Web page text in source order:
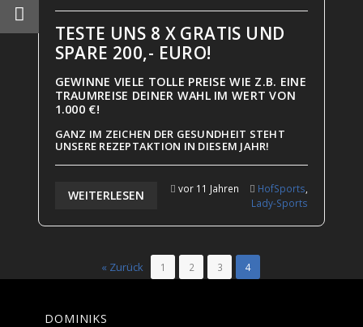
TESTE UNS 8 X GRATIS UND
SPARE 200,- EURO!
GEWINNE VIELE TOLLE PREISE WIE Z.B. EINE
TRAUMREISE DEINER WAHL IM WERT VON
1.000 €!
GANZ IM ZEICHEN DER GESUNDHEIT STEHT
UNSERE REZEPTAKTION IN DIESEM JAHR!
WEITERLESEN vor 11 Jahren HofSports,
Lady-Sports
« Zurück 1 2 3 4
DOMINIKS